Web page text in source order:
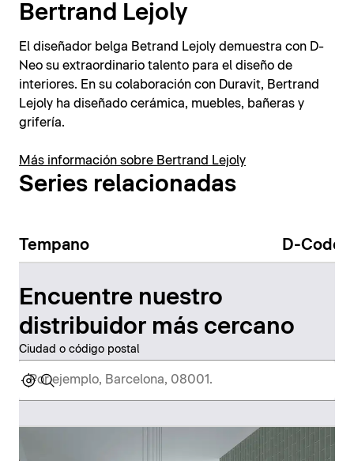
Bertrand Lejoly
El diseñador belga Betrand Lejoly demuestra con D-
Neo su extraordinario talento para el diseño de
interiores. En su colaboración con Duravit, Bertrand
Lejoly ha diseñado cerámica, muebles, bañeras y
grifería.
Más información sobre Bertrand Lejoly
Series relacionadas
Tempano D-Code
Encuentre nuestro
distribuidor más cercano
Ciudad o código postal